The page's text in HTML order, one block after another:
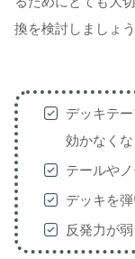
換を検討しましょう
デッキテ
効かなくな
テールや
デッキを
反発力が